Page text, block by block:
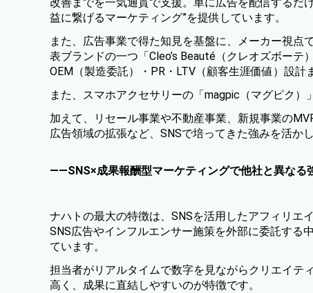
益に繋げるマーケティング”を提供しています。
また、広告事業で得た知見を基盤に、メーカー視点
表ブランドの一つ 「Cleo’s Beauté（クレオズボーテ）
OEM（製造委託）・PR・LTV（顧客生涯価値）設計
また、スマホアクセサリーの「magpic（マグピク）
加えて、リセール事業や不動産事業、新規事業の
広告領域の拡張など、SNSで培ってきた強みを活か
——SNS×成果報酬型マーケティングで他社と異なる
ナハトの最大の特徴は、SNSを活用したアフィリエ
SNS広告やインフルエンサー施策を外部に委託する
ています。
担当者がリアルタイムで数字を見ながらクリエイテ
高く、成果に直結しやすいのが特徴です。